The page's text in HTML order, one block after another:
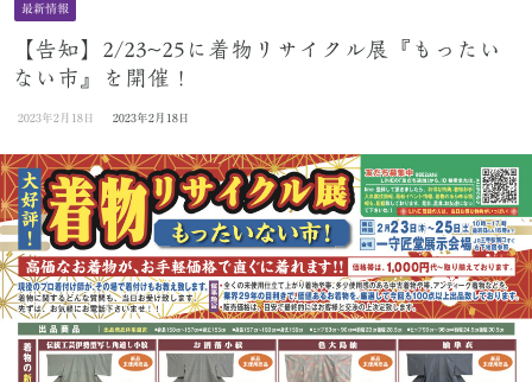
最新情報
【告知】2/23~25に着物リサイクル展『もったい
ない市』を開催！
2023年2月18日 2023年2月18日